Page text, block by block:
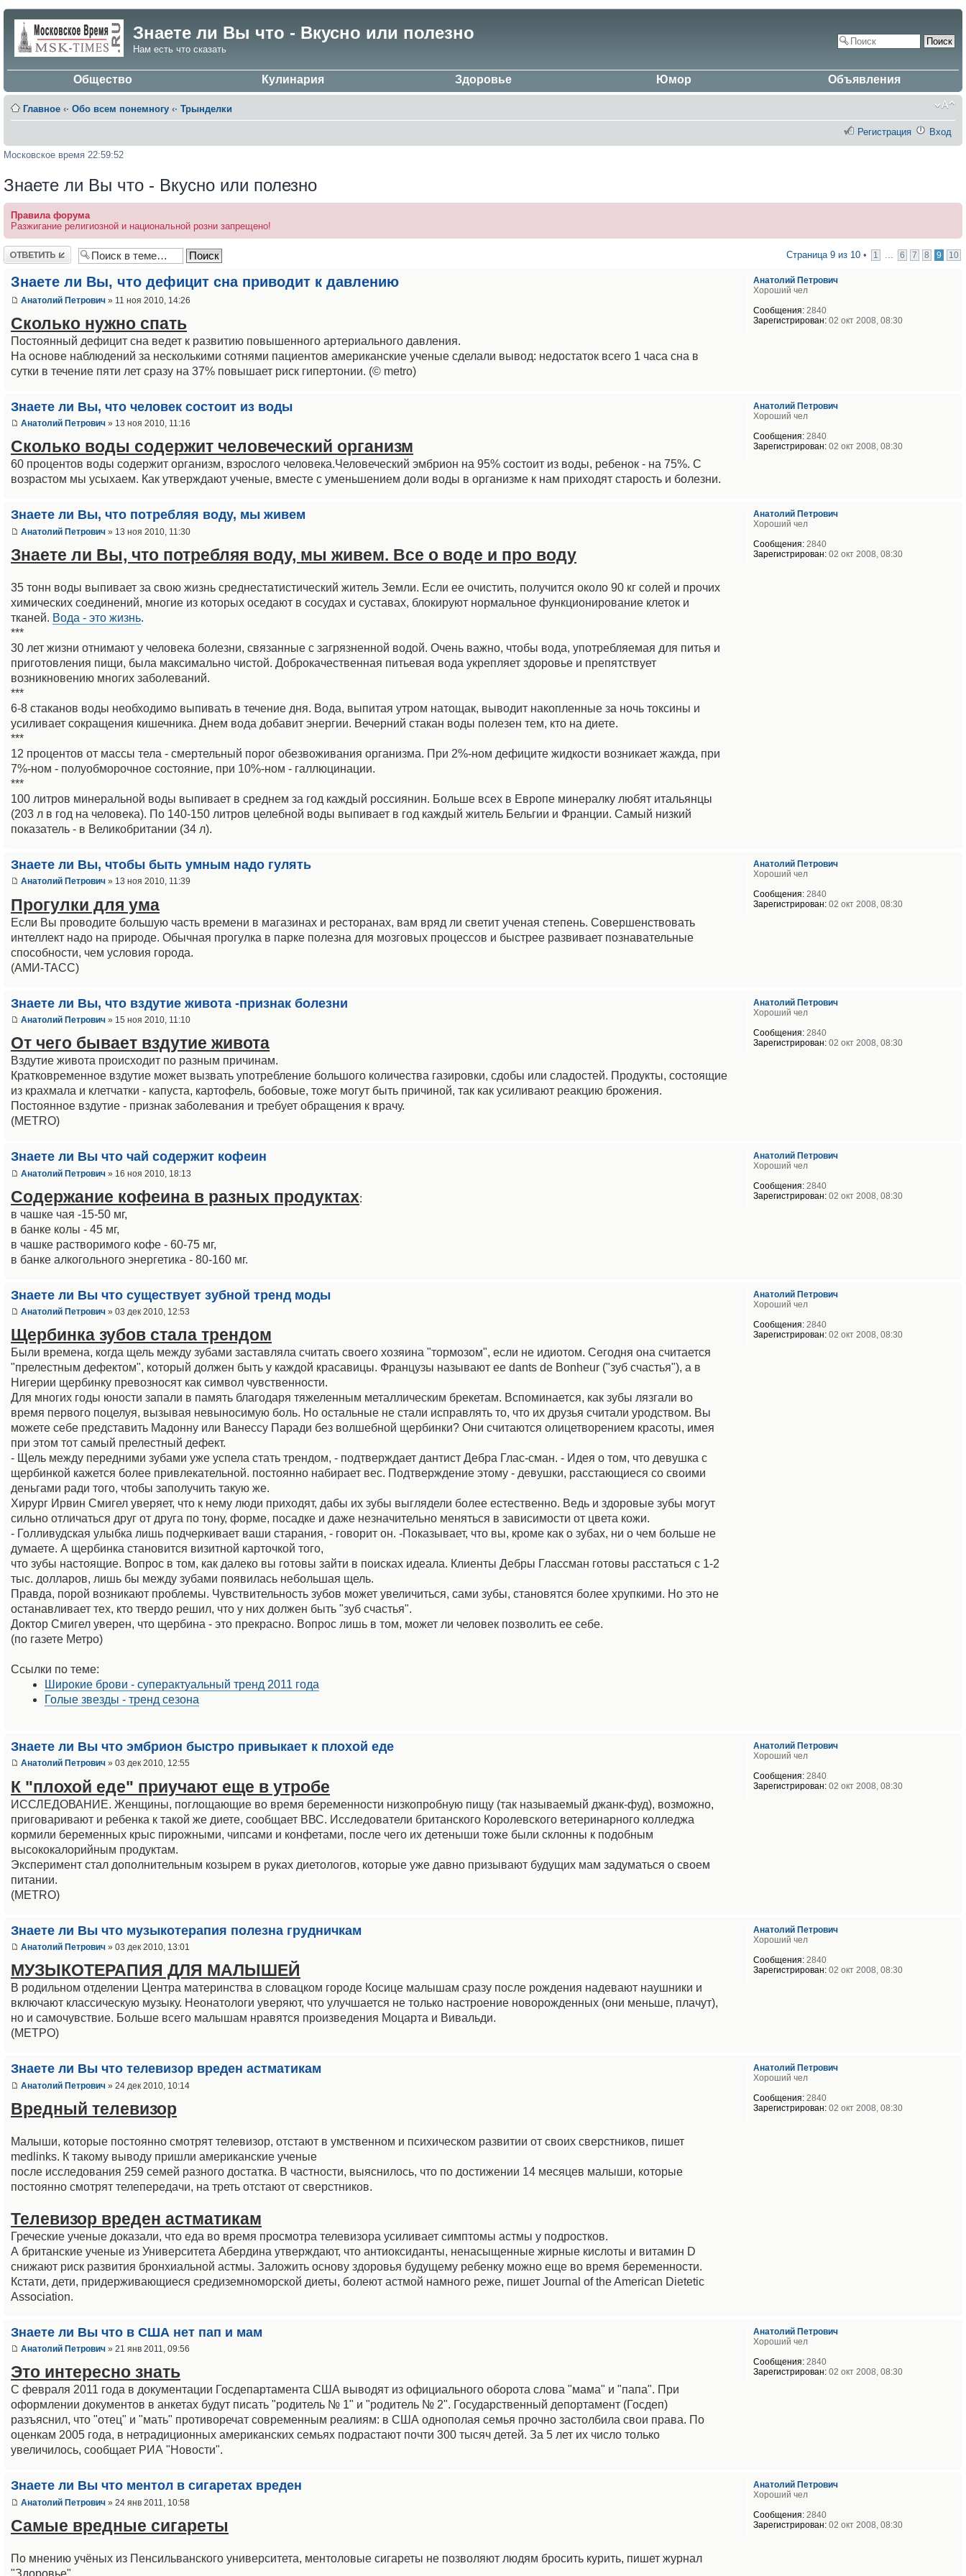
Знаете ли Вы что - Вкусно или полезно
Нам есть что сказать
Общество Кулинария Здоровье Юмор Объявления
Главное ‹· Обо всем понемногу ‹· Трынделки
Регистрация Вход
Московское время 22:59:52
Знаете ли Вы что - Вкусно или полезно
Правила форума
Разжигание религиозной и национальной розни запрещено!
Ответить Страница 9 из 10 • 1 6 7 8 9 10
Знаете ли Вы, что дефицит сна приводит к давлению
Анатолий Петрович » 11 ноя 2010, 14:26
Сколько нужно спать
Постоянный дефицит сна ведет к развитию повышенного артериального давления.
На основе наблюдений за несколькими сотнями пациентов американские ученые сделали вывод: недостаток всего 1 часа сна в
сутки в течение пяти лет сразу на 37% повышает риск гипертонии. (© metro)
Анатолий Петрович
Хороший чел
Сообщения:2840
Зарегистрирован:02 окт 2008, 08:30
Знаете ли Вы, что человек состоит из воды
Анатолий Петрович » 13 ноя 2010, 11:16
Сколько воды содержит человеческий организм
60 процентов воды содержит организм, взрослого человека.Человеческий эмбрион на 95% состоит из воды, ребенок - на 75%. С
возрастом мы усыхаем. Как утверждают ученые, вместе с уменьшением доли воды в организме к нам приходят старость и болезни.
Анатолий Петрович
Хороший чел
Сообщения:2840
Зарегистрирован:02 окт 2008, 08:30
Знаете ли Вы, что потребляя воду, мы живем
Анатолий Петрович » 13 ноя 2010, 11:30
Знаете ли Вы, что потребляя воду, мы живем. Все о воде и про воду
35 тонн воды выпивает за свою жизнь среднестатистический житель Земли. Если ее очистить, получится около 90 кг солей и прочих
химических соединений, многие из которых оседают в сосудах и суставах, блокируют нормальное функционирование клеток и
тканей. Вода - это жизнь.
***
30 лет жизни отнимают у человека болезни, связанные с загрязненной водой. Очень важно, чтобы вода, употребляемая для питья и
приготовления пищи, была максимально чистой. Доброкачественная питьевая вода укрепляет здоровье и препятствует
возникновению многих заболеваний.
***
6-8 стаканов воды необходимо выпивать в течение дня. Вода, выпитая утром натощак, выводит накопленные за ночь токсины и
усиливает сокращения кишечника. Днем вода добавит энергии. Вечерний стакан воды полезен тем, кто на диете.
***
12 процентов от массы тела - смертельный порог обезвоживания организма. При 2%-ном дефиците жидкости возникает жажда, при
7%-ном - полуобморочное состояние, при 10%-ном - галлюцинации.
***
100 литров минеральной воды выпивает в среднем за год каждый россиянин. Больше всех в Европе минералку любят итальянцы
(203 л в год на человека). По 140-150 литров целебной воды выпивает в год каждый житель Бельгии и Франции. Самый низкий
показатель - в Великобритании (34 л).
Анатолий Петрович
Хороший чел
Сообщения:2840
Зарегистрирован:02 окт 2008, 08:30
Знаете ли Вы, чтобы быть умным надо гулять
Анатолий Петрович » 13 ноя 2010, 11:39
Прогулки для ума
Если Вы проводите большую часть времени в магазинах и ресторанах, вам вряд ли светит ученая степень. Совершенствовать
интеллект надо на природе. Обычная прогулка в парке полезна для мозговых процессов и быстрее развивает познавательные
способности, чем условия города.
(АМИ-ТАСС)
Анатолий Петрович
Хороший чел
Сообщения:2840
Зарегистрирован:02 окт 2008, 08:30
Знаете ли Вы, что вздутие живота -признак болезни
Анатолий Петрович » 15 ноя 2010, 11:10
От чего бывает вздутие живота
Вздутие живота происходит по разным причинам.
Кратковременное вздутие может вызвать употребление большого количества газировки, сдобы или сладостей. Продукты, состоящие
из крахмала и клетчатки - капуста, картофель, бобовые, тоже могут быть причиной, так как усиливают реакцию брожения.
Постоянное вздутие - признак заболевания и требует обращения к врачу.
(METRO)
Анатолий Петрович
Хороший чел
Сообщения:2840
Зарегистрирован:02 окт 2008, 08:30
Знаете ли Вы что чай содержит кофеин
Анатолий Петрович » 16 ноя 2010, 18:13
Содержание кофеина в разных продуктах:
в чашке чая -15-50 мг,
в банке колы - 45 мг,
в чашке растворимого кофе - 60-75 мг,
в банке алкогольного энергетика - 80-160 мг.
Анатолий Петрович
Хороший чел
Сообщения:2840
Зарегистрирован:02 окт 2008, 08:30
Знаете ли Вы что существует зубной тренд моды
Анатолий Петрович » 03 дек 2010, 12:53
Щербинка зубов стала трендом
Были времена, когда щель между зубами заставляла считать своего хозяина "тормозом", если не идиотом. Сегодня она считается
"прелестным дефектом", который должен быть у каждой красавицы. Французы называют ее dants de Bonheur ("зуб счастья"), а в
Нигерии щербинку превозносят как символ чувственности.
Для многих годы юности запали в память благодаря тяжеленным металлическим брекетам. Вспоминается, как зубы лязгали во
время первого поцелуя, вызывая невыносимую боль. Но остальные не стали исправлять то, что их друзья считали уродством. Вы
можете себе представить Мадонну или Ванессу Паради без волшебной щербинки? Они считаются олицетворением красоты, имея
при этом тот самый прелестный дефект.
- Щель между передними зубами уже успела стать трендом, - подтверждает дантист Дебра Глас-сман. - Идея о том, что девушка с
щербинкой кажется более привлекательной. постоянно набирает вес. Подтверждение этому - девушки, расстающиеся со своими
деньгами ради того, чтобы заполучить такую же.
Хирург Ирвин Смигел уверяет, что к нему люди приходят, дабы их зубы выглядели более естественно. Ведь и здоровые зубы могут
сильно отличаться друг от друга по тону, форме, посадке и даже незначительно меняться в зависимости от цвета кожи.
- Голливудская улыбка лишь подчеркивает ваши старания, - говорит он. -Показывает, что вы, кроме как о зубах, ни о чем больше не
думаете. А щербинка становится визитной карточкой того,
что зубы настоящие. Вопрос в том, как далеко вы готовы зайти в поисках идеала. Клиенты Дебры Глассман готовы расстаться с 1-2
тыс. долларов, лишь бы между зубами появилась небольшая щель.
Правда, порой возникают проблемы. Чувствительность зубов может увеличиться, сами зубы, становятся более хрупкими. Но это не
останавливает тех, кто твердо решил, что у них должен быть "зуб счастья".
Доктор Смигел уверен, что щербина - это прекрасно. Вопрос лишь в том, может ли человек позволить ее себе.
(по газете Метро)
Ссылки по теме:
Широкие брови - суперактуальный тренд 2011 года
Голые звезды - тренд сезона
Анатолий Петрович
Хороший чел
Сообщения:2840
Зарегистрирован:02 окт 2008, 08:30
Знаете ли Вы что эмбрион быстро привыкает к плохой еде
Анатолий Петрович » 03 дек 2010, 12:55
К "плохой еде" приучают еще в утробе
ИССЛЕДОВАНИЕ. Женщины, поглощающие во время беременности низкопробную пищу (так называемый джанк-фуд), возможно,
приговаривают и ребенка к такой же диете, сообщает ВВС. Исследователи британского Королевского ветеринарного колледжа
кормили беременных крыс пирожными, чипсами и конфетами, после чего их детеныши тоже были склонны к подобным
высококалорийным продуктам.
Эксперимент стал дополнительным козырем в руках диетологов, которые уже давно призывают будущих мам задуматься о своем
питании.
(METRO)
Анатолий Петрович
Хороший чел
Сообщения:2840
Зарегистрирован:02 окт 2008, 08:30
Знаете ли Вы что музыкотерапия полезна грудничкам
Анатолий Петрович » 03 дек 2010, 13:01
МУЗЫКОТЕРАПИЯ ДЛЯ МАЛЫШЕЙ
В родильном отделении Центра материнства в словацком городе Косице малышам сразу после рождения надевают наушники и
включают классическую музыку. Неонатологи уверяют, что улучшается не только настроение новорожденных (они меньше, плачут),
но и самочувствие. Больше всего малышам нравятся произведения Моцарта и Вивальди.
(МЕТРО)
Анатолий Петрович
Хороший чел
Сообщения:2840
Зарегистрирован:02 окт 2008, 08:30
Знаете ли Вы что телевизор вреден астматикам
Анатолий Петрович » 24 дек 2010, 10:14
Вредный телевизор
Малыши, которые постоянно смотрят телевизор, отстают в умственном и психическом развитии от своих сверстников, пишет
medlinks. К такому выводу пришли американские ученые
после исследования 259 семей разного достатка. В частности, выяснилось, что по достижении 14 месяцев малыши, которые
постоянно смотрят телепередачи, на треть отстают от сверстников.
Телевизор вреден астматикам
Греческие ученые доказали, что еда во время просмотра телевизора усиливает симптомы астмы у подростков.
А британские ученые из Университета Абердина утверждают, что антиоксиданты, ненасыщенные жирные кислоты и витамин D
снижают риск развития бронхиальной астмы. Заложить основу здоровья будущему ребенку можно еще во время беременности.
Кстати, дети, придерживающиеся средиземноморской диеты, болеют астмой намного реже, пишет Journal of the American Dietetic
Association.
Анатолий Петрович
Хороший чел
Сообщения:2840
Зарегистрирован:02 окт 2008, 08:30
Знаете ли Вы что в США нет пап и мам
Анатолий Петрович » 21 янв 2011, 09:56
Это интересно знать
С февраля 2011 года в документации Госдепартамента США выводят из официального оборота слова "мама" и "папа". При
оформлении документов в анкетах будут писать "родитель № 1" и "родитель № 2". Государственный депортамент (Госдеп)
разъяснил, что "отец" и "мать" противоречат современным реалиям: в США однополая семья прочно застолбила свои права. По
оценкам 2005 года, в нетрадиционных американских семьях подрастают почти 300 тысяч детей. За 5 лет их число только
увеличилось, сообщает РИА "Новости".
Анатолий Петрович
Хороший чел
Сообщения:2840
Зарегистрирован:02 окт 2008, 08:30
Знаете ли Вы что ментол в сигаретах вреден
Анатолий Петрович » 24 янв 2011, 10:58
Самые вредные сигареты
По мнению учёных из Пенсильванского университета, ментоловые сигареты не позволяют людям бросить курить, пишет журнал
"Здоровье".
Анатолий Петрович
Хороший чел
Сообщения:2840
Зарегистрирован:02 окт 2008, 08:30